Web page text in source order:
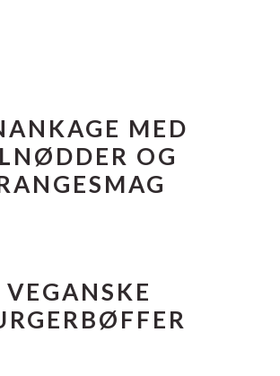
MED
OG
VEGANSKE